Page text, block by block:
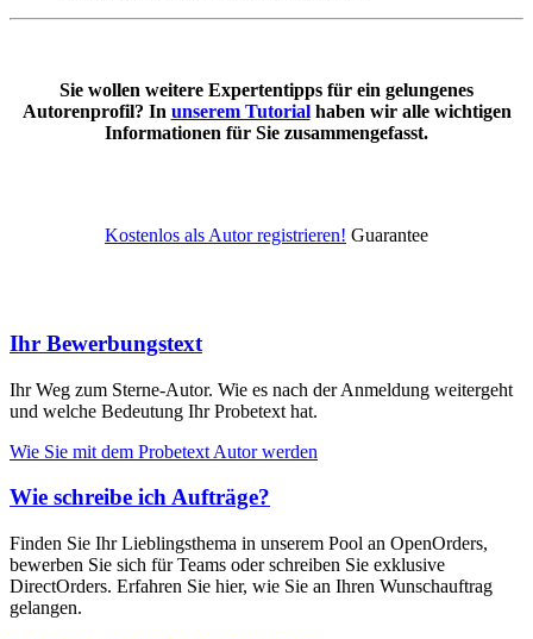
Sie wollen weitere Expertentipps für ein gelungenes
Autorenprofil? In unserem Tutorialhaben wir alle wichtigen
Informationen für Sie zusammengefasst.
Kostenlos als Autor registrieren! Guarantee
Ihr Bewerbungstext
Ihr Weg zum Sterne-Autor. Wie es nach der Anmeldung weitergeht
und welche Bedeutung Ihr Probetext hat.
Wie Sie mit dem Probetext Autor werden
Wie schreibe ich Aufträge?
Finden Sie Ihr Lieblingsthema in unserem Pool an OpenOrders,
bewerben Sie sich für Teams oder schreiben Sie exklusive
DirectOrders. Erfahren Sie hier, wie Sie an Ihren Wunschauftrag
gelangen.